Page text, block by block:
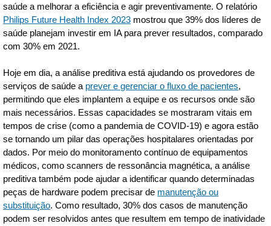
saúde a melhorar a eficiência e agir preventivamente. O relatório
Philips Future Health Index 2023 mostrou que 39% dos líderes de
saúde planejam investir em IA para prever resultados, comparado
com 30% em 2021.
Hoje em dia, a análise preditiva está ajudando os provedores de
serviços de saúde a prever e gerenciar o fluxo de pacientes,
permitindo que eles implantem a equipe e os recursos onde são
mais necessários. Essas capacidades se mostraram vitais em
tempos de crise (como a pandemia de COVID-19) e agora estão
se tornando um pilar das operações hospitalares orientadas por
dados. Por meio do monitoramento contínuo de equipamentos
médicos, como scanners de ressonância magnética, a análise
preditiva também pode ajudar a identificar quando determinadas
peças de hardware podem precisar de manutenção ou
substituição. Como resultado, 30% dos casos de manutenção
podem ser resolvidos antes que resultem em tempo de inatividade